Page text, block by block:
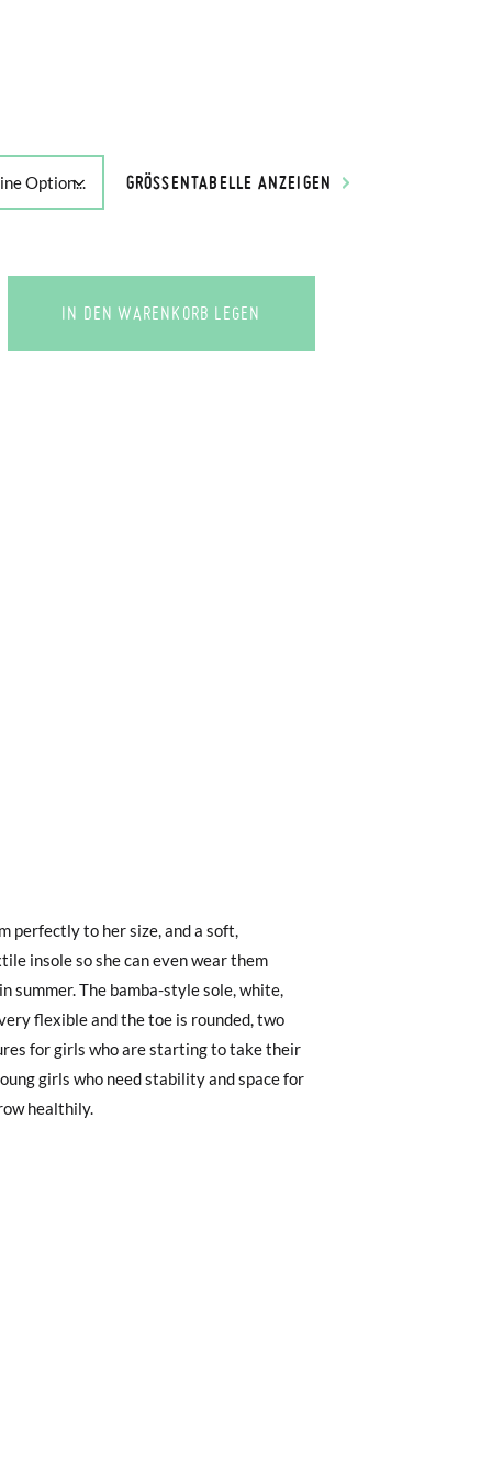
GRÖSSENTABELLE ANZEIGEN
IN DEN WARENKORB LEGEN
healthily.
kostet der Standardversand 4,95 €; die
Sie ganz einfach eine kostenlose
zu starten. Wenn Sie als Gast bestellt
sowie die beim Kauf verwendete E-
gesendet.
27